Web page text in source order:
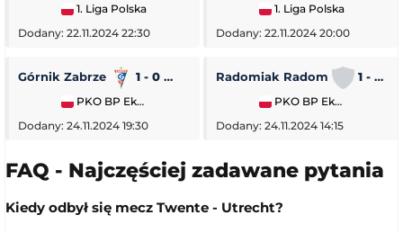
1. Liga Polska
Dodany: 22.11.2024 22:30
1. Liga Polska
Dodany: 22.11.2024 20:00
Górnik Zabrze 1 - 0 Piast Gliwice
PKO BP Ekstraklasa
Dodany: 24.11.2024 19:30
Radomiak Radom 1 - 2
PKO BP Ekstraklasa
Dodany: 24.11.2024 14:15
FAQ - Najczęściej zadawane pytania
Kiedy odbył się mecz Twente - Utrecht?